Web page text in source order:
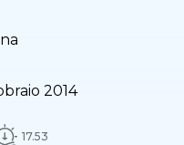
2014
17.53